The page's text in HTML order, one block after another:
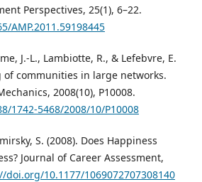
Perspectives, 25(1), 6–22.
AMP.2011.59198445
J.-L., Lambiotte, R., & Lefebvre, E.
of communities in large networks.
2008(10), P10008.
1742-5468/2008/10/P10008
S. (2008). Does Happiness
Journal of Career Assessment,
doi.org/10.1177/1069072707308140